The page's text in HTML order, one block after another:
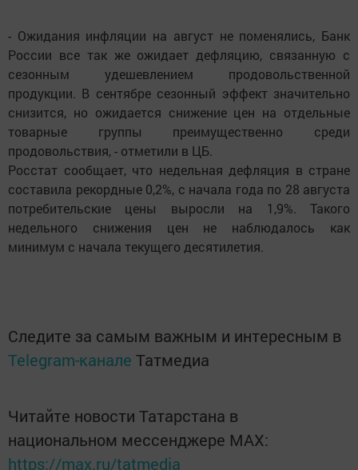
- Ожидания инфляции на август не поменялись, Банк
России все так же ожидает дефляцию, связанную с
сезонным удешевлением продовольственной
продукции. В сентябре сезонный эффект значительно
снизится, но ожидается снижение цен на отдельные
товарные группы преимущественно среди
продовольствия, - отметили в ЦБ.
Росстат сообщает, что недельная дефляция в стране
составила рекордные 0,2%, с начала года по 28 августа
потребительские цены выросли на 1,9%. Такого
недельного снижения цен не наблюдалось как
минимум с начала текущего десятилетия.
Следите за самым важным и интересным в
Telegram-канале Татмедиа
Читайте новости Татарстана в
национальном мессенджере MАХ:
https://max.ru/tatmedia